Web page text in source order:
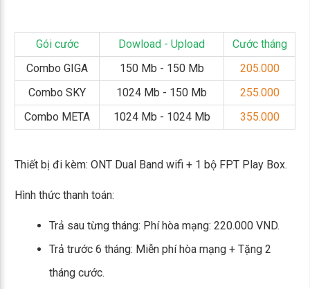
Gói cước Dowload - Upload
Cước tháng
Combo GIGA
150 Mb - 150 Mb
205.000
Combo SKY
1024 Mb - 150 Mb
255.000
Combo META
1024 Mb - 1024 Mb 355.000
Thiết bị đi kèm: ONT Dual Band wifi + 1 bộ FPT Play Box.
Hình thức thanh toán:
Trả sau từng tháng: Phí hòa mạng: 220.000 VND.
Trả trước 6 tháng: Miễn phí hòa mạng + Tặng 2
tháng cước.